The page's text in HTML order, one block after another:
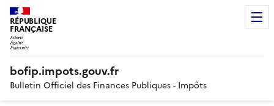
RÉPUBLIQUE
FRANÇAISE
bofip.impots.gouv.fr
Bulletin Officiel des Finances Publiques - Impôts